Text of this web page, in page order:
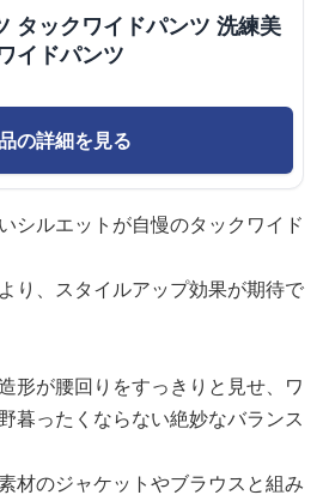
タックワイドパンツ 洗練美
イドパンツ
の詳細を見る
シルエットが自慢のタックワイド
り、スタイルアップ効果が期待で
形が腰回りをすっきりと見せ、ワ
暮ったくならない絶妙なバランス
材のジャケットやブラウスと組み